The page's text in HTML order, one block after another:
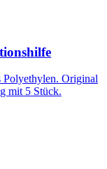
Polyethylen. Original
mit 5 Stück.